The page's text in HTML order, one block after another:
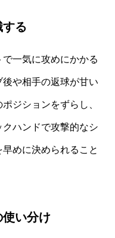
る
一気に攻めにかかる
や相手の返球が甘い
ジションをずらし、
ハンドで攻撃的なシ
めに決められること
い分け